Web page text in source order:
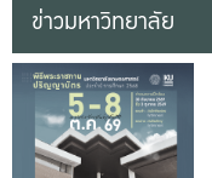
ข่าวมหาวิทยาลัย